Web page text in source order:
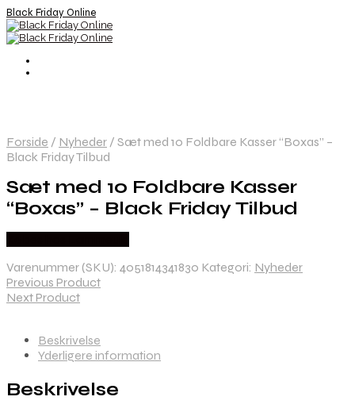
Black Friday Online
Forside / Nyheder / Sæt med 10 Foldbare Kasser “Boxas” –
Black Friday Tilbud
Sæt med 10 Foldbare Kasser
“Boxas” – Black Friday Tilbud
Varenummer (SKU): 4051814341830 Kategori: Nyheder
Previous Product
Next Product
Beskrivelse
Yderligere information
Beskrivelse